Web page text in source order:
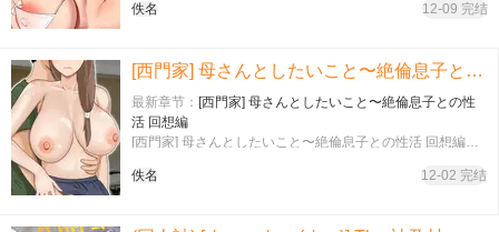
佚名
12-09 完结
[西門家] 母さんとしたいこと〜絶倫息子との性活 回想編
最新章节： [西門家] 母さんとしたいこと〜絶倫息子との性
活 回想編
[西門家] 母さんとしたいこと〜絶倫息子との性活 回想編…
佚名 12-02 完结